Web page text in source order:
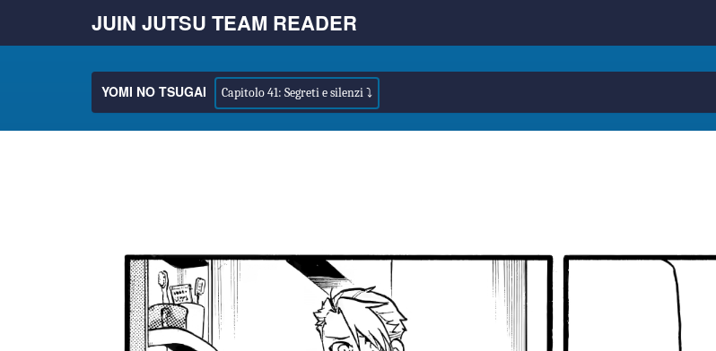
JUIN JUTSU TEAM READER
YOMI NO TSUGAI Capitolo 41: Segreti e silenzi ⤵